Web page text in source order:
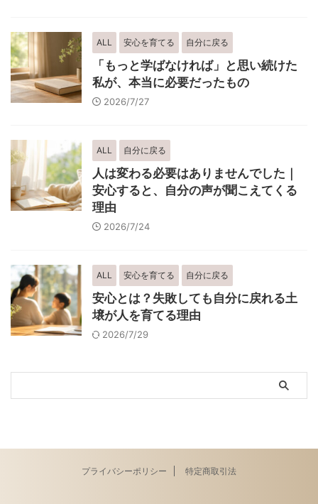
ALL 安心を育てる 自分に戻る
「もっと学ばなければ」と思い続けた
私が、本当に必要だったもの
2026/7/27
ALL 自分に戻る
人は変わる必要はありませんでした｜
安心すると、自分の声が聞こえてくる
理由
2026/7/24
ALL 安心を育てる 自分に戻る
安心とは？失敗しても自分に戻れる土
壌が人を育てる理由
2026/7/29
プライバシーポリシー 特定商取引法